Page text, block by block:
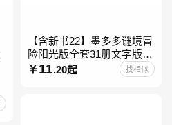
【含新书22】墨多多谜境冒
险阳光版全套31册文字版彩
色漫画版不可思议事件簿怪
物大师任选 雷欧幻像查理九
11 .20起 找相似